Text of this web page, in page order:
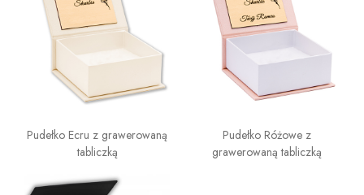
Pudełko Ecru z grawerowaną
tabliczką
Pudełko Różowe z
grawerowaną tabliczką